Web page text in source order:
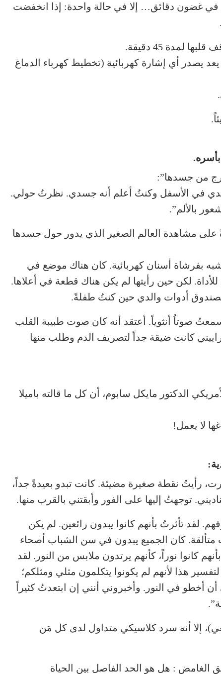
في غضون دقائق… إلا في حالة واحدة: إذا انخفضت
لمدة 45 دقيقة.
يصدر أي إشارة كهربائية (تخطيط كهرباء الدماغ
بأسره.
من جسدها”:
في الأسفل وكنتُ أعلم أنه جسدي. نظرتُ حولي.
بالألم”.
على مشاهدة العالم الصغير الذي يدور حول جسدها
بفرشاة أسنان كهربائية. كان هناك موضع في
لكن حين رأيتها لم يكن هناك قطعة في أعلاها.
أدوات والدي حين كنتُ طفلةً.
سمعتُ صوتاُ أنثوياً. أعتقد أنه كان صوت طبيبة القلب
كانت ضيقة جداً لتصريف الدم وطلب منها
الدكتور مايكل سابوم، أن كل ما قالته باميلا
لا يعمل!
رأيتُ نقطة صغيرة مضيئة. كانت تبدو بعيدةً جداً،
توجهتُ إليها على الفور وأبقتني بالقرب منها.
لقد تأثرتُ بأنهم كانوا يبدون رائعين. لم يكن
كان الجميع يبدون في سن الشباب أصحاء
كانوا نوراً، كأنهم يرتدون ملابس من النور. لقد
هذا لأنهم لم يكونوا يتكلمون مثلي ومثلكم؛
أخطو في النور. وأخبروني أنني إن ابتعدتُ كثيراً
إلا أنه سرد كلاسيكي متداول لدى كل مَن
الغامض : هل هو الحد الفاصل بين الحياة